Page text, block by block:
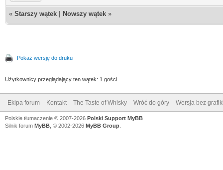
« Starszy wątek Nowszy wątek »
Pokaż wersję do druku
Użytkownicy przeglądający ten wątek: 1 gości
Ekipa forum Kontakt The Taste of Whisky Wróć do góry Wersja bez
Polskie tłumaczenie © 2007-2026 Polski Support MyBB
Silnik forum MyBB , © 2002-2026 MyBB Group